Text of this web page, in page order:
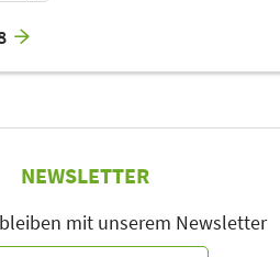
NEWSLETTER
mit unserem Newsletter